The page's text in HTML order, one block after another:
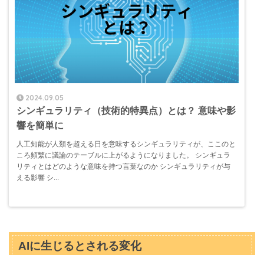
2024.09.05
シンギュラリティ（技術的特異点）とは？ 意味や影
響を簡単に
人工知能が人類を超える日を意味するシンギュラリティが、ここのと
ころ頻繁に議論のテーブルに上がるようになりました。 シンギュラ
リティとはどのような意味を持つ言葉なのか シンギュラリティが与
える影響 シ...
AIに生じるとされる変化